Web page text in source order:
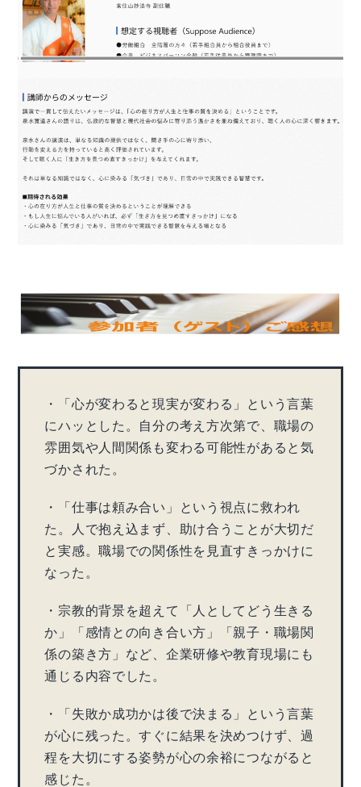
・「心が変わると現実が変わる」という言葉
にハッとした。自分の考え方次第で、職場の
雰囲気や人間関係も変わる可能性があると気
づかされた。
・「仕事は頼み合い」という視点に救われ
た。人で抱え込まず、助け合うことが大切だ
と実感。職場での関係性を見直すきっかけに
なった。
・宗教的背景を超えて「人としてどう生きる
か」「感情との向き合い方」「親子・職場関
係の築き方」など、企業研修や教育現場にも
通じる内容でした。
・「失敗か成功かは後で決まる」という言葉
が心に残った。すぐに結果を決めつけず、過
程を大切にする姿勢が心の余裕につながると
感じた。